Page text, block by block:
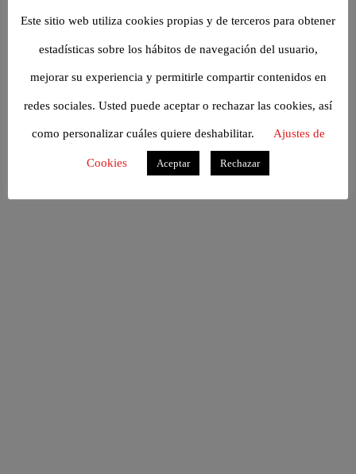
Este sitio web utiliza cookies propias y de terceros para obtener
estadísticas sobre los hábitos de navegación del usuario,
mejorar su experiencia y permitirle compartir contenidos en
redes sociales. Usted puede aceptar o rechazar las cookies, así
como personalizar cuáles quiere deshabilitar. Ajustes de
Cookies Aceptar Rechazar